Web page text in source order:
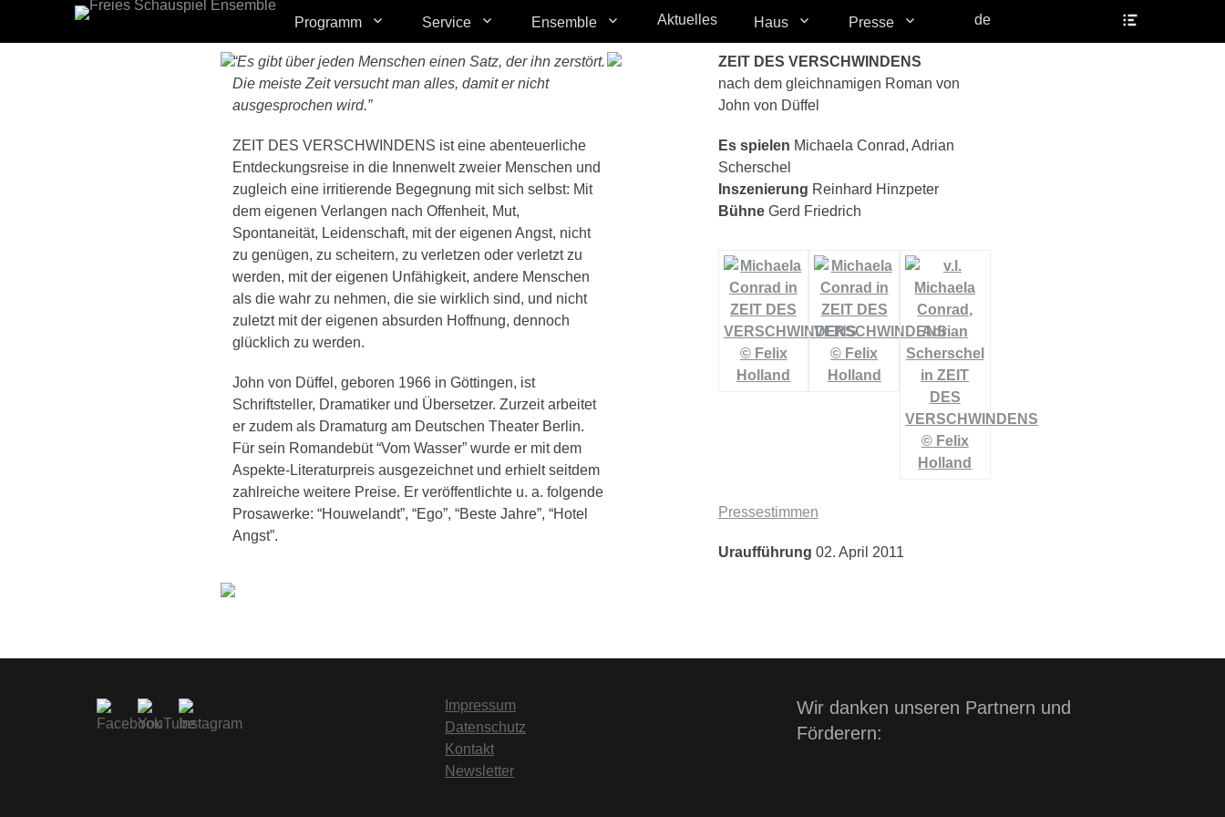
Erstes Menü
Zum
Programm Service Ensemble Aktuelles Haus Presse de
“Es gibt über jeden Menschen einen Satz, der ihn zerstört.
Die meiste Zeit versucht man alles, damit er nicht
ausgesprochen wird.”
ZEIT DES VERSCHWINDENS ist eine abenteuerliche
Entdeckungsreise in die Innenwelt zweier Menschen und
zugleich eine irritierende Begegnung mit sich selbst: Mit
dem eigenen Verlangen nach Offenheit, Mut,
Spontaneität, Leidenschaft, mit der eigenen Angst, nicht
zu genügen, zu scheitern, zu verletzen oder verletzt zu
werden, mit der eigenen Unfähigkeit, andere Menschen
als die wahr zu nehmen, die sie wirklich sind, und nicht
zuletzt mit der eigenen absurden Hoffnung, dennoch
glücklich zu werden.
John von Düffel, geboren 1966 in Göttingen, ist
Schriftsteller, Dramatiker und Übersetzer. Zurzeit arbeitet
er zudem als Dramaturg am Deutschen Theater Berlin.
Für sein Romandebüt “Vom Wasser” wurde er mit dem
Aspekte-Literaturpreis ausgezeichnet und erhielt seitdem
zahlreiche weitere Preise. Er veröffentlichte u. a. folgende
Prosawerke: “Houwelandt”, “Ego”, “Beste Jahre”, “Hotel
Angst”.
ZEIT DES VERSCHWINDENS
nach dem gleichnamigen Roman von
John von Düffel
Es spielen Michaela Conrad, Adrian
Scherschel
Inszenierung Reinhard Hinzpeter
BühneGerd Friedrich
Pressestimmen
Uraufführung 02. April 2011
Impressum
Datenschutz
Kontakt
Newsletter
Wir danken unseren Partnern und
Förderern: